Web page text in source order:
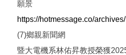
願景
https://hotmessage.co/
(7)鄉親新聞網
暨大電機系林佑昇教授榮獲